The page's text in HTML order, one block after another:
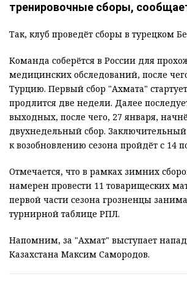
тренировочные сборы,
Так, клуб проведёт сборы в турецком
Команда соберётся в России для
медицинских обследований, после
Турцию. Первый сбор "Ахмата"
продлится две недели. Далее
выходных, после чего, 27 января,
двухнедельный сбор. Заключительный
к возобновлению сезона пройдёт с 14
Отмечается, что в рамках зимних
намерен провести 11 товарищеских
первой части сезона грозненцы
турнирной таблице РПЛ.
Напомним, за "Ахмат" выступает
Казахстана Максим Самородов.